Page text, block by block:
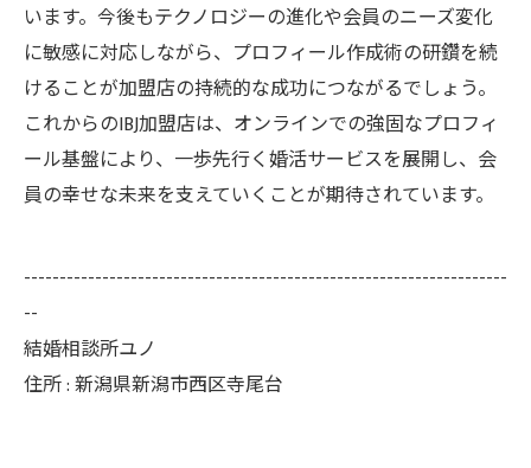
います。今後もテクノロジーの進化や会員のニーズ変化
に敏感に対応しながら、プロフィール作成術の研鑽を続
けることが加盟店の持続的な成功につながるでしょう。
これからのIBJ加盟店は、オンラインでの強固なプロフィ
ール基盤により、一歩先行く婚活サービスを展開し、会
員の幸せな未来を支えていくことが期待されています。
--------------------------------------------------------------------
--
結婚相談所ユノ
住所 : 新潟県新潟市西区寺尾台